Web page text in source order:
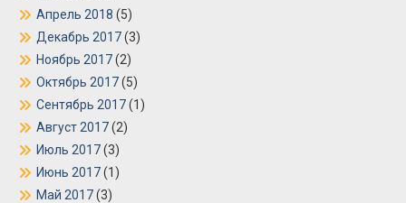
Апрель 2018 (5)
Декабрь 2017(3)
Ноябрь 2017(2)
Октябрь 2017(5)
Сентябрь 2017(1)
Август 2017(2)
Июль 2017(3)
Июнь 2017(1)
Май 2017(3)